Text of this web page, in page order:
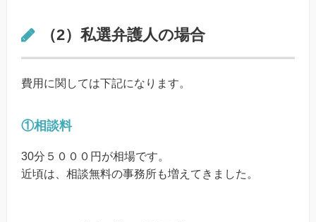
（2）私選弁護人の場合
費用に関しては下記になります。
①相談料
30分５０００円が相場です。
近頃は、相談無料の事務所も増えてきました。